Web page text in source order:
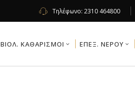
Τηλέφωνο: 2310 464800
ΒΙΟΛ. ΚΑΘΑΡΙΣΜΟΙ ΕΠΕΞ. ΝΕΡΟΥ